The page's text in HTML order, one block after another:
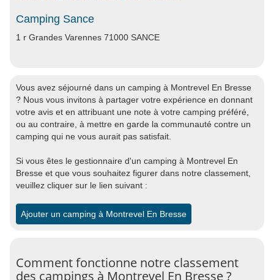
Camping Sance
1 r Grandes Varennes 71000 SANCE
Vous avez séjourné dans un camping à Montrevel En Bresse
? Nous vous invitons à partager votre expérience en donnant
votre avis et en attribuant une note à votre camping préféré,
ou au contraire, à mettre en garde la communauté contre un
camping qui ne vous aurait pas satisfait.
Si vous êtes le gestionnaire d'un camping à Montrevel En
Bresse et que vous souhaitez figurer dans notre classement,
veuillez cliquer sur le lien suivant :
Ajouter un camping à Montrevel En Bresse
Comment fonctionne notre classement
des campings à Montrevel En Bresse ?